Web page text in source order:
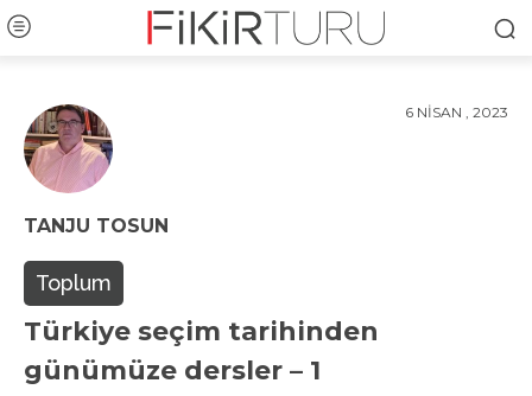
6 NISAN , 2023
TANJU TOSUN
Toplum
Türkiye seçim tarihinden
günümüze dersler – 1